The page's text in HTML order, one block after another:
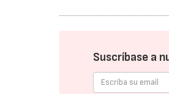
Suscríbase a